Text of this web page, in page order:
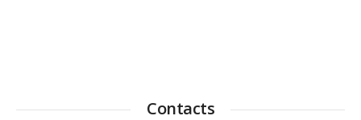
Contacts